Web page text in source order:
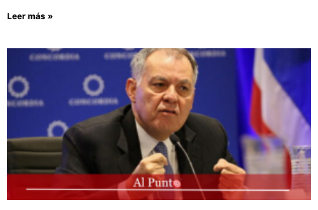
Leer más »